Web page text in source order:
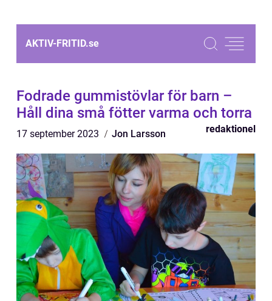
AKTIV-FRITID.se
Fodrade gummistövlar för barn –
Håll dina små fötter varma och torra
17 september 2023 Jon Larsson redaktionel